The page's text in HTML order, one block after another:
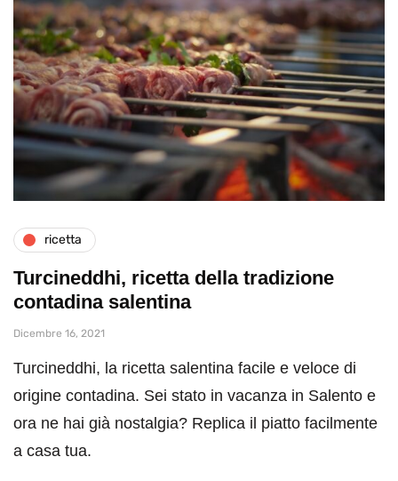
ricetta
Turcineddhi, ricetta della tradizione
contadina salentina
Dicembre 16, 2021
Turcineddhi, la ricetta salentina facile e veloce di
origine contadina. Sei stato in vacanza in Salento e
ora ne hai già nostalgia? Replica il piatto facilmente
a casa tua.